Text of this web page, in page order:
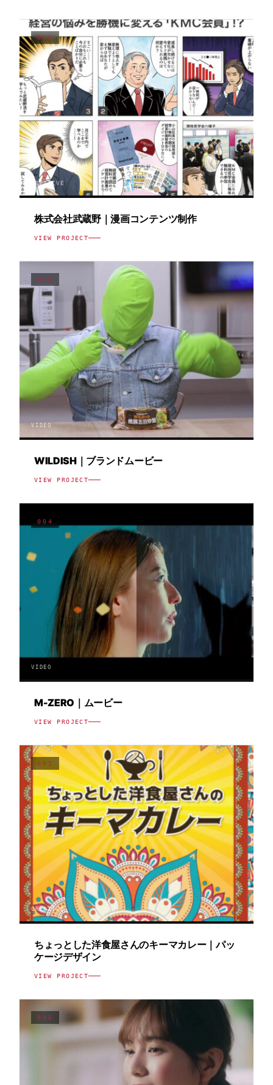
002
CREATIVE
株式会社武蔵野｜漫画コンテンツ制作
VIEW PROJECT
003
VIDEO
WILDISH｜ブランドムービー
VIEW PROJECT
004
VIDEO
M-ZERO｜ムービー
VIEW PROJECT
005
CREATIVE
ちょっとした洋食屋さんのキーマカレー｜パッ
ケージデザイン
VIEW PROJECT
006